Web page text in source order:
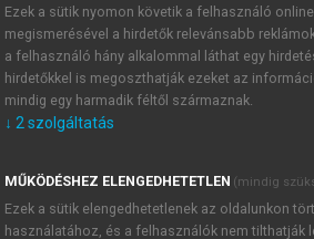
Time, VOT) tudjuk
pillanatához, avagy a
pillanatát tekinthetjük a
kváziperiodikus hullámait, akkor
pillantához képest csak
). A zöngétlen hangokat pozitív
zöngétlen aspirálatlan
amit a zárfeloldás után relatíve
Ezek a sütik nyomon követik a felhasználó
megismerésével a hirdetők relevánsabb
a felhasználó hány alkalommal láthat egy
hirdetőkkel is megoszthatják ezeket az
mindig egy harmadik féltől származnak.
↓ 2szolgáltatás
MŰKÖDÉSHEZ ELENGEDHETETLEN (mindig
Ezek a sütik elengedhetetlenek az oldalunkon
használatához, és a felhasználók nem